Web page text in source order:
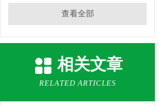
查看全部
相关文章
RELATED ARTICLES